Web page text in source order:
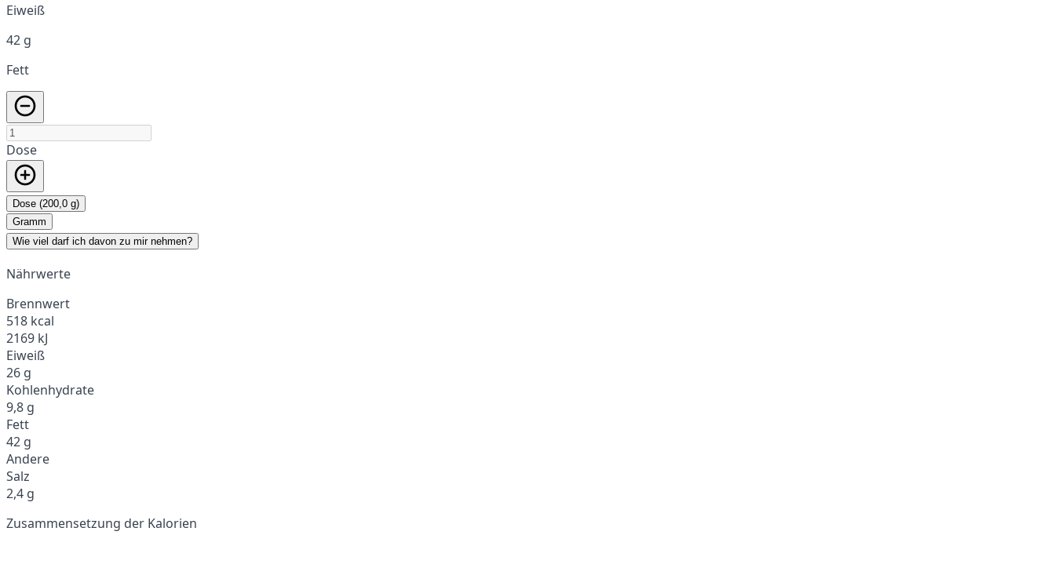
Eiweiß
42 g
Fett
Dose
Dose (200,0 g)
Gramm
Wie viel darf ich davon zu mir nehmen?
Nährwerte
Brennwert
518 kcal
2169 kJ
Eiweiß
26 g
Kohlenhydrate
9,8 g
Fett
42 g
Andere
Salz
2,4 g
Zusammensetzung der Kalorien